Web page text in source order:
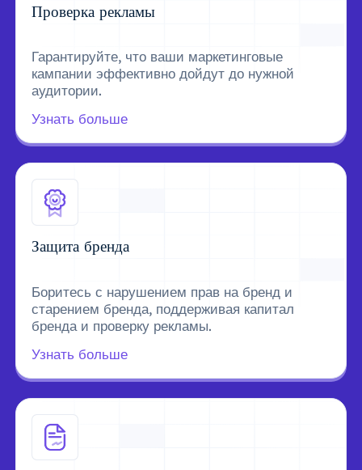
Проверка рекламы
Гарантируйте, что ваши маркетинговые
кампании эффективно дойдут до нужной
аудитории.
Узнать больше
Защита бренда
Боритесь с нарушением прав на бренд и
старением бренда, поддерживая капитал
бренда и проверку рекламы.
Узнать больше